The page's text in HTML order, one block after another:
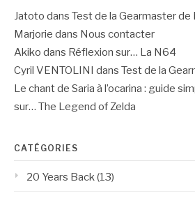
Jatoto dans Test de la Gearmaster
Marjorie dans Nous contacter
Akiko dans Réflexion sur… La N64
Cyril VENTOLINI dans Test de la
Le chant de Saria à l’ocarina : guide
sur… The Legend of Zelda
CATÉGORIES
20 Years Back (13)